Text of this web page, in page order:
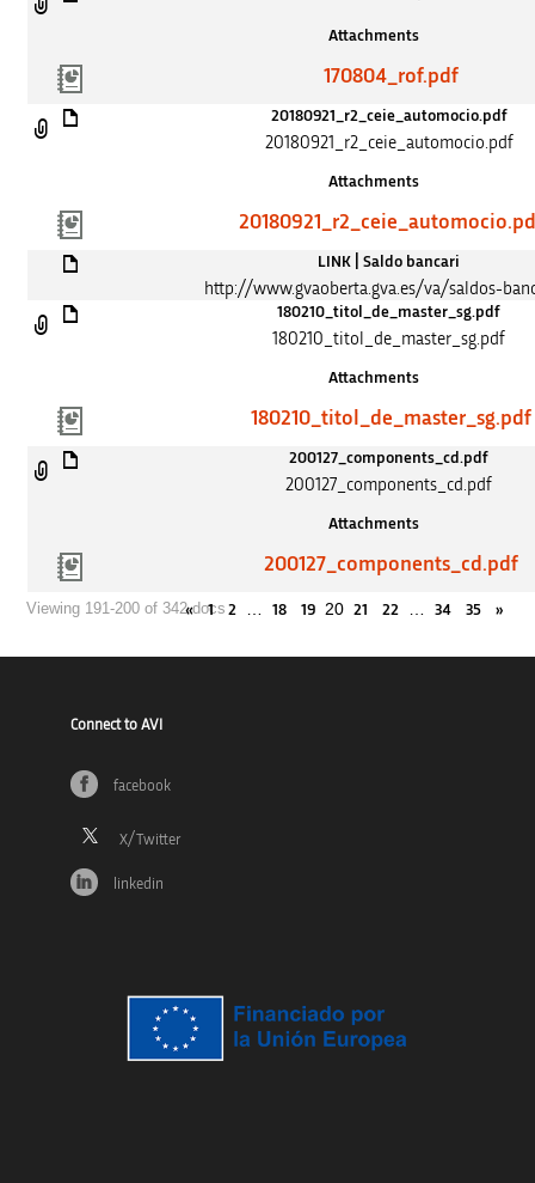
Attachments
170804_rof.pdf
20180921_r2_ceie_automocio.pdf
20180921_r2_ceie_automocio.pdf
Attachments
LINK | Saldo bancari
http://www.gvaoberta.gva.es/va/saldos-
180210_titol_de_master_sg.pdf
180210_titol_de_master_sg.pdf
Attachments
180210_titol_de_master_sg.pdf
200127_components_cd.pdf
200127_components_cd.pdf
Attachments
200127_components_cd.pdf
Viewing 191-200 of 342 docs
« 1 2 … 18 19 20 21 22 … 34 35 »
Connect to AVI
facebook
linkedin